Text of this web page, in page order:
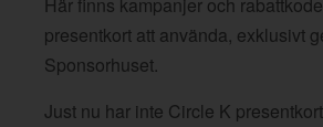
presentkort att använda, exklusivt
Sponsorhuset.
Just nu har inte Circle K